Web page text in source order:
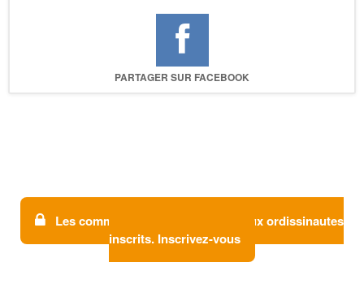
PARTAGER SUR FACEBOOK
Les commentaires sont réservés aux ordissinautes
inscrits. Inscrivez-vous